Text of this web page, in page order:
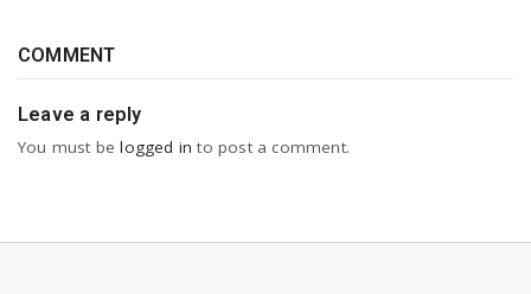
COMMENT
Leave a reply
You must belogged in to post a comment.